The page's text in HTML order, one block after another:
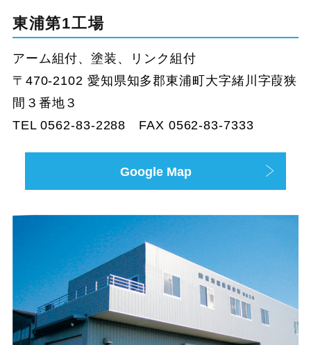
東浦第1工場
アーム組付、塗装、リンク組付
〒470-2102 愛知県知多郡東浦町大字緒川字葭狭
間３番地３
TEL 0562-83-2288 FAX 0562-83-7333
Google Map